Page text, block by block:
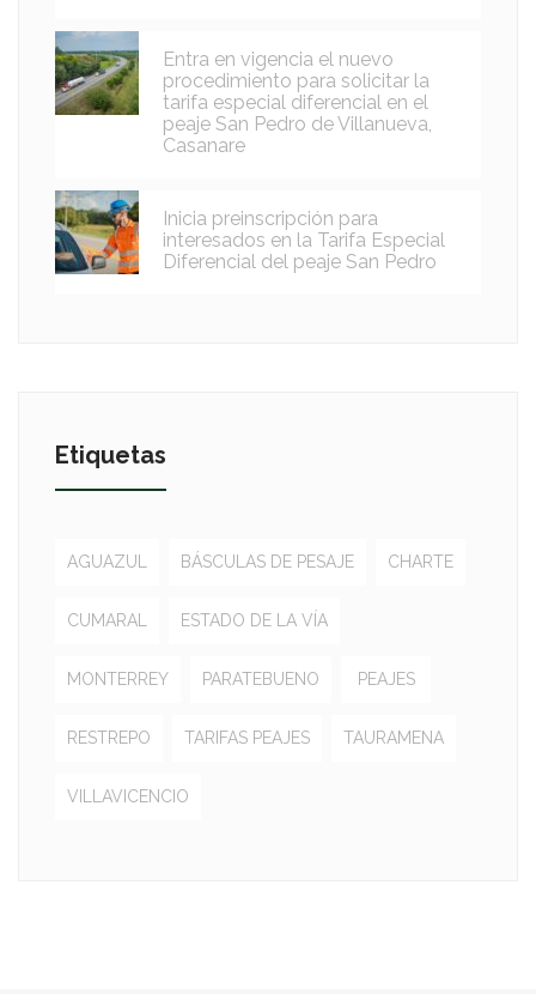
Entra en vigencia el nuevo
procedimiento para solicitar la
tarifa especial diferencial en el
peaje San Pedro de Villanueva,
Casanare
Inicia preinscripción para
interesados en la Tarifa Especial
Diferencial del peaje San Pedro
Etiquetas
AGUAZUL BÁSCULAS DE PESAJE CHARTE
CUMARAL ESTADO DE LA VÍA
MONTERREY PARATEBUENO PEAJES
RESTREPO TARIFAS PEAJES TAURAMENA
VILLAVICENCIO